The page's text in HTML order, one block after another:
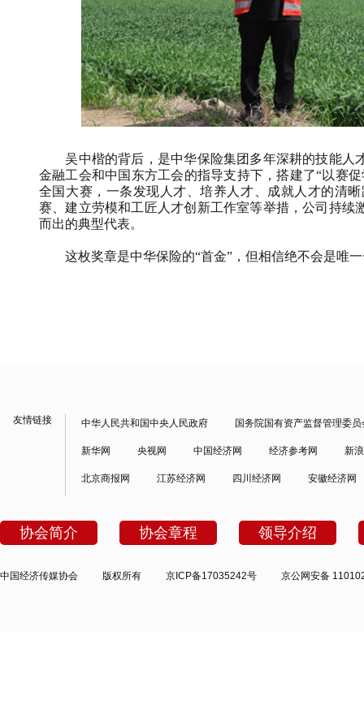
吴中楷的背后，是中华保险集团多年深耕的技能
金融工会和中国东方工会的指导支持下，搭建了“以赛
全国大赛，一条发现人才、培养人才、成就人才的清
赛、建立劳模和工匠人才创新工作室等举措，公司持
而出的典型代表。
这枚奖章是中华保险的“首金”，但相信绝不会是唯
友情链接 中华人民共和国中央人民政府 国务院国有资产监督管理委员
新华网 央视网 中国经济网 经济参考网 新
北京商报网 江苏经济网 四川经济网 安徽经济网
协会简介 协会章程 领导介绍
中国经济传媒协会 版权所有 京ICP备17035242号 京公网安备